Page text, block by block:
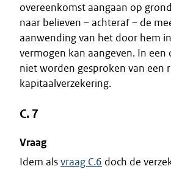
overeenkomst aangaan op
naar believen – achteraf – de
aanwending van het door hem
vermogen kan aangeven. In een
niet worden gesproken van een
kapitaalverzekering.
C. 7
Vraag
Idem alsvraag C.6 doch de